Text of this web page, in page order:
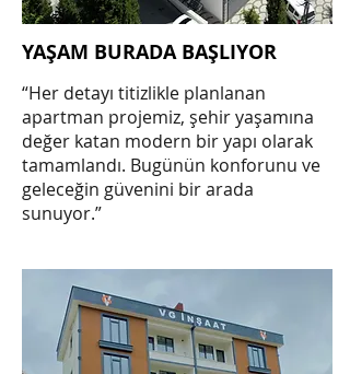
YAŞAM BURADA BAŞLIYOR
“Her detayı titizlikle planlanan
apartman projemiz, şehir yaşamına
değer katan modern bir yapı olarak
tamamlandı. Bugünün konforunu ve
geleceğin güvenini bir arada
sunuyor.”